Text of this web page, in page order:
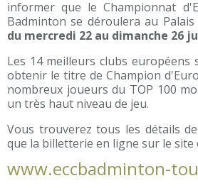
informer que le Championnat
Badminton se déroulera au
du mercredi 22 au dimanche 26
Les 14 meilleurs clubs
obtenir le titre de Champion
nombreux joueurs du TOP 100
un très haut niveau de jeu.
Vous trouverez tous les détails
que la billetterie en ligne sur le site
www.eccbadminton-